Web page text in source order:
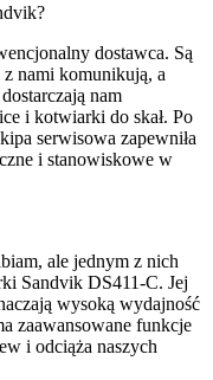
dostawca. Są
nami komunikują, a
nam
i kotwiarki do skał. Po
serwisowa zapewniła
i stanowiskowe w
ale jednym z nich
Sandvik DS411-C. Jej
wysoką wydajność
zaawansowane funkcje
i odciąża naszych